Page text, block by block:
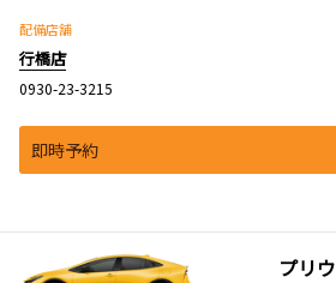
配備店舗
行橋店
0930-23-3215
即時予約
プリ